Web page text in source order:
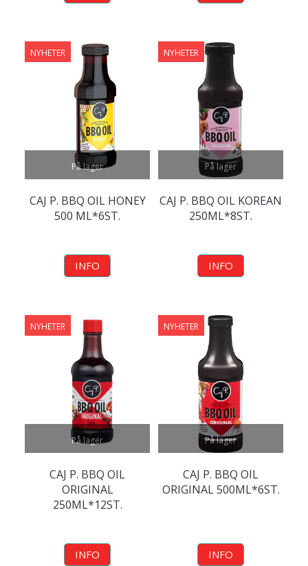
På lager
NYHETER
CAJ P. BBQ OIL HONEY
500 ML*6ST.
INFO
På lager
NYHETER
CAJ P. BBQ OIL KOREAN
250ML*8ST.
INFO
På lager
NYHETER
CAJ P. BBQ OIL
ORIGINAL
250ML*12ST.
INFO
På lager
NYHETER
CAJ P. BBQ OIL
ORIGINAL 500ML*6ST.
INFO